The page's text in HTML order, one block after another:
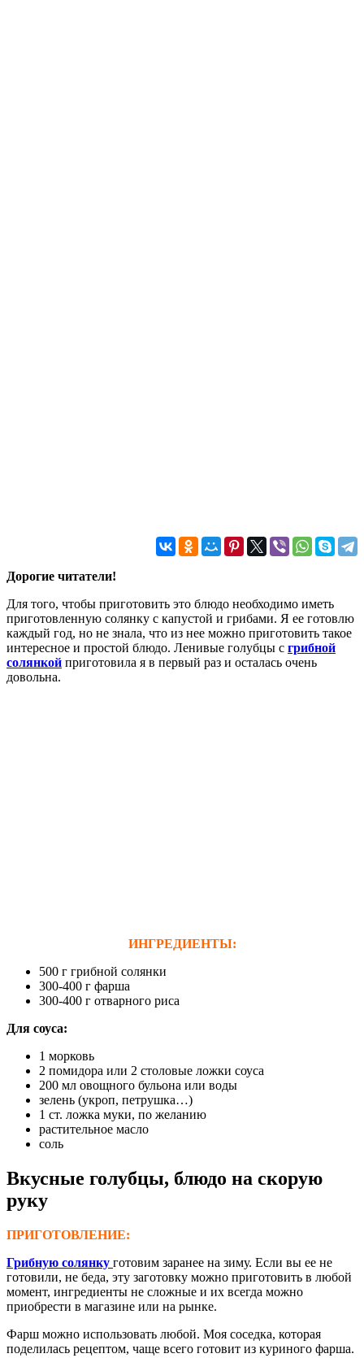
Дорогие читатели!
Для того, чтобы приготовить это блюдо необходимо иметь
приготовленную солянку с капустой и грибами. Я ее готовлю
каждый год, но не знала, что из нее можно приготовить такое
интересное и простой блюдо. Ленивые голубцы с грибной
солянкой приготовила я в первый раз и осталась очень
довольна.
ИНГРЕДИЕНТЫ:
500 г грибной солянки
300-400 г фарша
300-400 г отварного риса
Для соуса:
1 морковь
2 помидора или 2 столовые ложки соуса
200 мл овощного бульона или воды
зелень (укроп, петрушка…)
1 ст. ложка муки, по желанию
растительное масло
соль
Вкусные голубцы, блюдо на скорую
руку
ПРИГОТОВЛЕНИЕ:
Грибную солянку готовим заранее на зиму. Если вы ее не
готовили, не беда, эту заготовку можно приготовить в любой
момент, ингредиенты не сложные и их всегда можно
приобрести в магазине или на рынке.
Фарш можно использовать любой. Моя соседка, которая
поделилась рецептом, чаще всего готовит из куриного фарша.